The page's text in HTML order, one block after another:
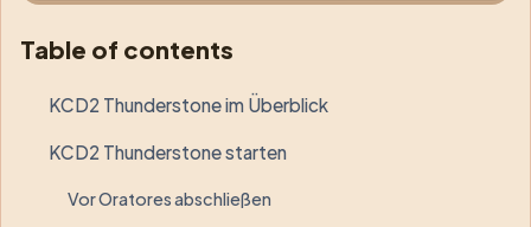
Table of contents
KCD2 Thunderstone im Überblick
KCD2 Thunderstone starten
Vor Oratores abschließen